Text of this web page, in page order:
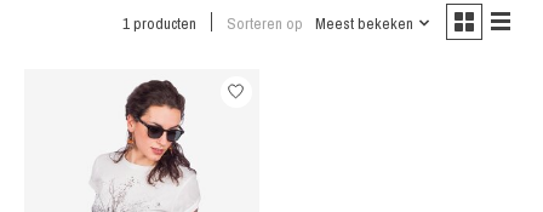
1 producten Sorteren op Meest bekeken